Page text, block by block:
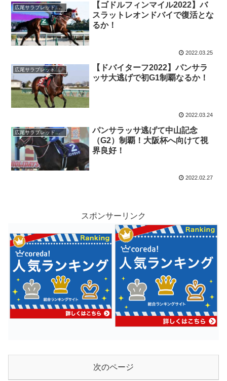
広尾サラブレッド倶楽部
【ゴドルフィンマイル2022】バ
スラットレオンドバイで復活とな
るか！
2022.03.25
広尾サラブレッド倶楽部
【ドバイターフ2022】パンサラ
ッサ大逃げで初G1制覇なるか！
2022.03.24
広尾サラブレッド倶楽部
パンサラッサ逃げて中山記念
（G2）制覇！大阪杯へ向けて視
界良好！
2022.02.27
スポンサーリンク
次のページ